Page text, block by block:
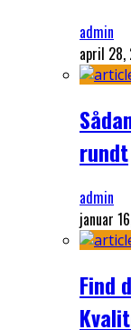
admin
april 28,
rundt
admin
januar
Find